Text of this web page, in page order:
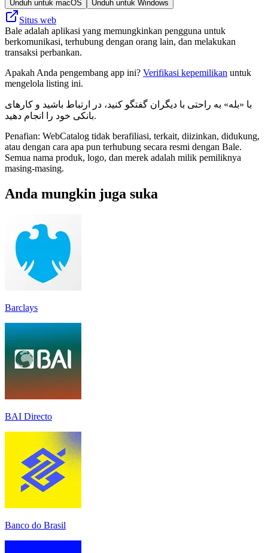
Unduh untuk macOS Unduh untuk Windows
Situs web
Bale adalah aplikasi yang memungkinkan pengguna untuk
berkomunikasi, terhubung dengan orang lain, dan melakukan
transaksi perbankan.
Apakah Anda pengembang app ini? Verifikasi kepemilikan untuk
mengelola listing ini.
با «بله» به راحتی با دیگران گفتگو کنید، در ارتباط باشید و کارهای
بانکی خود را انجام دهید.
Penafian: WebCatalog tidak berafiliasi, terkait, diizinkan, didukung,
atau dengan cara apa pun terhubung secara resmi dengan Bale.
Semua nama produk, logo, dan merek adalah milik pemiliknya
masing-masing.
Anda mungkin juga suka
Barclays
BAI Directo
Banco do Brasil